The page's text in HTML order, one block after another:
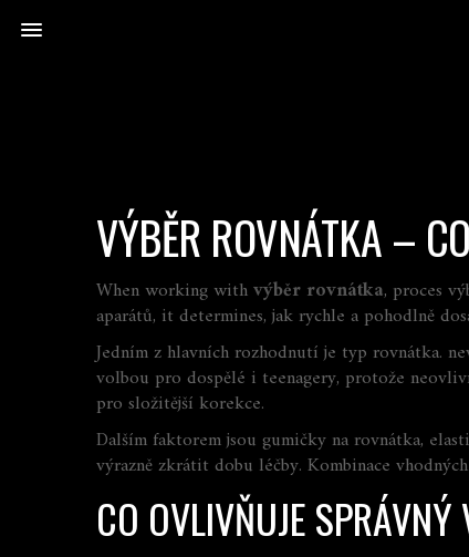
VÝBĚR ROVNÁTKA –
When working withvýběr rovnátka, proces
aparátů, it determines, jak rychle a pohodlně
Jedním z hlavních rozhodnutí je typ rovnátka.
volbou pro dospělé i teenagery, protože
pro složitější korekce.
Dalším faktorem jsou gumičky na rovnátka,
výrazně zkrátit dobu léčby. Kombinace
CO OVLIVŇUJE SPRÁVNÝ